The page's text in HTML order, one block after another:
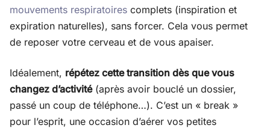
mouvements respiratoires complets (inspiration et
expiration naturelles), sans forcer. Cela vous permet
de reposer votre cerveau et de vous apaiser.
Idéalement, répétez cette transition dès que vous
changez d’activité(après avoir bouclé un dossier,
passé un coup de téléphone…). C’est un « break »
pour l’esprit, une occasion d’aérer vos petites